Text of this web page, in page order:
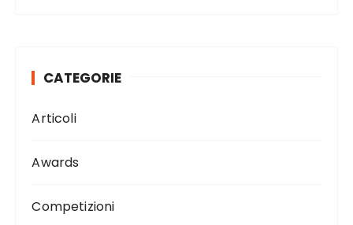
CATEGORIE
Articoli
Awards
Competizioni